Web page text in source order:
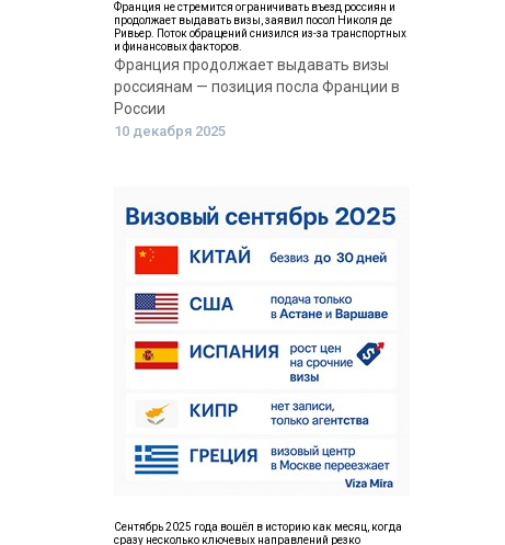
Франция не стремится ограничивать въезд россиян и
продолжает выдавать визы, заявил посол Николя де
Ривьер. Поток обращений снизился из-за транспортных
и финансовых факторов.
Франция продолжает выдавать визы
россиянам — позиция посла Франции в
России
10 декабря 2025
Сентябрь 2025 года вошёл в историю как месяц, когда
сразу несколько ключевых направлений резко